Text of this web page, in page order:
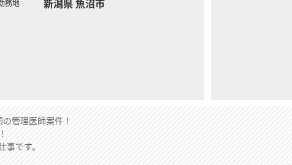
務地 新潟県 魚沼市
管理医師案件！
事です。